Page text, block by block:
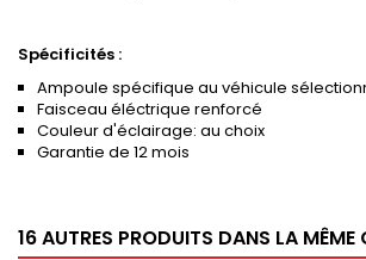
Spécificités :
Ampoule spécifique au véhicule
Faisceau éléctrique renforcé
Couleur d'éclairage: au choix
Garantie de 12 mois
16 AUTRES PRODUITS DANS LA MÊME